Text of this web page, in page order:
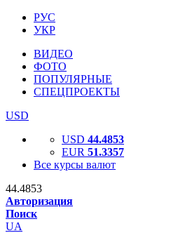
РУС
УКР
ВИДЕО
ФОТО
ПОПУЛЯРНЫЕ
СПЕЦПРОЕКТЫ
USD
USD 44.4853
EUR 51.3357
Все курсы валют
44.4853
Авторизация
Поиск
UA